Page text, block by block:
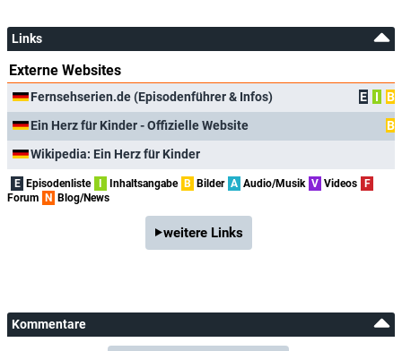
Links
Externe Websites
Fernsehserien.de (Episodenführer & Infos) E I
B
Ein Herz für Kinder - Offizielle Website
B
Wikipedia: Ein Herz für Kinder
E Episodenliste Inhaltsangabe B Bilder A Audio/Musik V Videos
F
Forum
N Blog/News
weitere Links
Kommentare